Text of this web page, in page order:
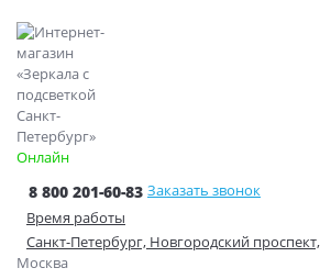
Онлайн
8 800 201-60-83 Заказать звонок
Время работы
Санкт-Петербург, Новгородский проспект,
Москва